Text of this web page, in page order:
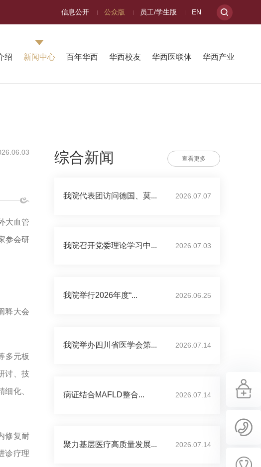
信息公开 公众版 员工/学生版 EN
绍 新闻中心 百年华西 华西校友 华西医联体 华西产业
大血管
参会研
释大会
多元板
讨、技
化、
修复耐
诊疗理
综合新闻 查看更多
我院代表团访问德国、莫... 2026.07.07
我院召开党委理论学习中... 2026.07.03
我院举行2026年度“... 2026.06.25
我院举办四川省医学会第... 2026.07.14
病证结合MAFLD整合... 2026.07.14
聚力基层医疗高质量发展... 2026.07.14